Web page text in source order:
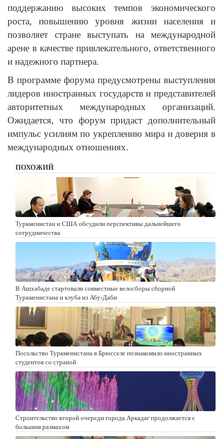
поддержанию высоких темпов экономического
роста, повышению уровня жизни населения и
позволяет стране выступать на международной
арене в качестве привлекательного, ответственного
и надежного партнера.
В программе форума предусмотрены выступления
лидеров иностранных государств и представителей
авторитетных международных организаций.
Ожидается, что форум придаст дополнительный
импульс усилиям по укреплению мира и доверия в
международных отношениях.
ПОХОЖИЙ
Туркменистан и США обсудили перспективы дальнейшего
сотрудничества
В Ашхабаде стартовали совместные велосборы сборной
Туркменистана и клуба из Абу-Даби
Посольство Туркменистана в Брюсселе познакомило иностранных
студентов со страной
Строительство второй очереди города Аркадаг продолжается с
большим размахом